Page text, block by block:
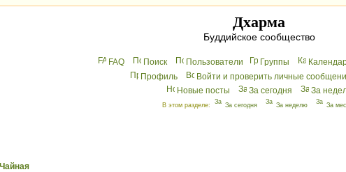
Дхарма
Буддийское сообщество
FAQ Поиск Пользователи Группы
Профиль
Войти и проверить личные
Новые посты
За сегодня За
В этом разделе: За сегодня За неделю За
Чайная